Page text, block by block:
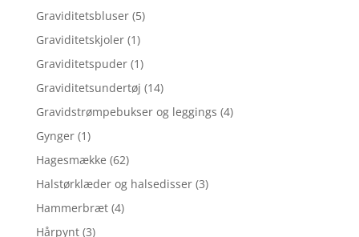
Graviditetsbluser (5)
Graviditetskjoler (1)
Graviditetspuder (1)
Graviditetsundertøj (14)
Gravidstrømpebukser og leggings (4)
Gynger (1)
Hagesmække (62)
Halstørklæder og halsedisser (3)
Hammerbræt (4)
Hårpynt (3)